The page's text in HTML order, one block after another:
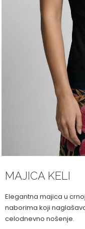
MAJICA KELI
Elegantna majica u
naborima koji
celodnevno nošenje.